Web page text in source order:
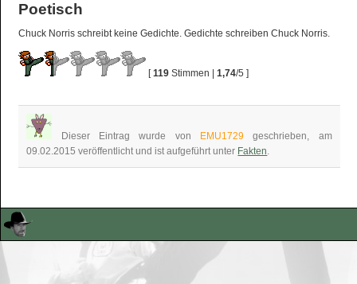
Poetisch
Chuck Norris schreibt keine Gedichte. Gedichte schreiben Chuck Norris.
[119 Stimmen |1,74/5 ]
Dieser Eintrag wurde von EMU1729geschrieben, am
09.02.2015 veröffentlicht und ist aufgeführt unter Fakten.